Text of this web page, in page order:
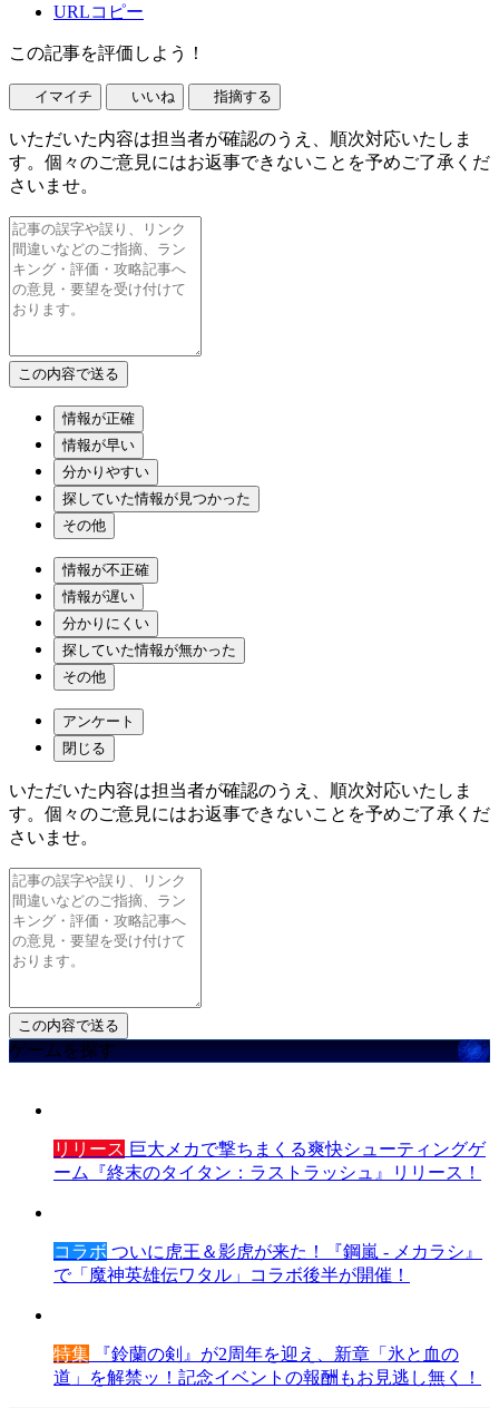
URLコピー
この記事を評価しよう！
イマイチ いいね 指摘する
いただいた内容は担当者が確認のうえ、順次対応いたしま
す。個々のご意見にはお返事できないことを予めご了承くだ
さいませ。
情報が正確
情報が早い
分かりやすい
探していた情報が見つかった
その他
情報が不正確
情報が遅い
分かりにくい
探していた情報が無かった
その他
アンケート
閉じる
いただいた内容は担当者が確認のうえ、順次対応いたしま
す。個々のご意見にはお返事できないことを予めご了承くだ
さいませ。
ゲームを探す
リリース 巨大メカで撃ちまくる爽快シューティングゲ
ーム『終末のタイタン：ラストラッシュ』リリース！
コラボ ついに虎王＆影虎が来た！『鋼嵐 - メカラシ』
で「魔神英雄伝ワタル」コラボ後半が開催！
特集 『鈴蘭の剣』が2周年を迎え、新章「氷と血の
道」を解禁ッ！記念イベントの報酬もお見逃し無く！